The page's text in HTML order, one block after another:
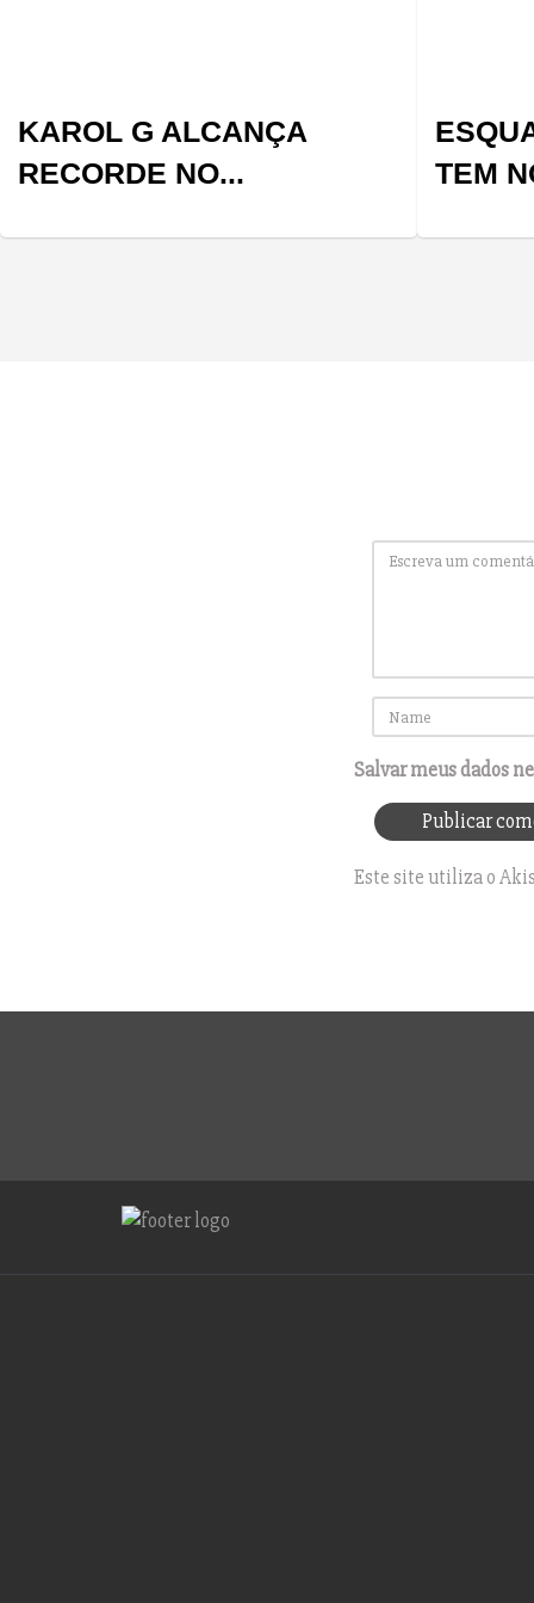
KAROL G ALCANÇA
RECORDE NO...
TEM
Salvar meus dados
Este site utiliza o